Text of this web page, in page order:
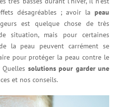
désagréables ; avoir la peau
est quelque chose de très
situation, mais pour certaines
la peau peuvent carrément se
pour protéger la peau contre le
solutions pour garder une
et nos conseils.